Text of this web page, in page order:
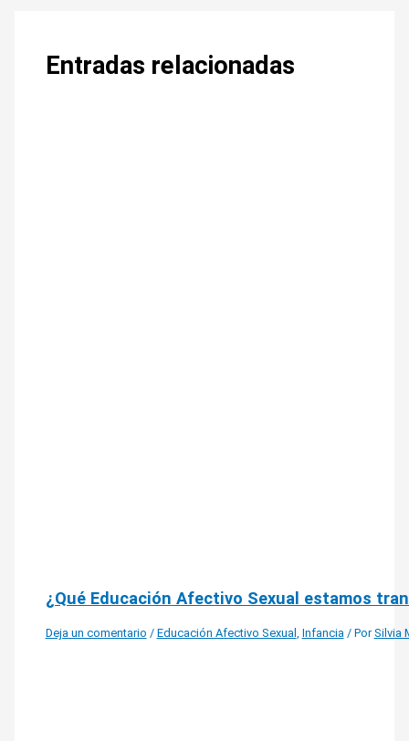
Entradas relacionadas
¿Qué Educación Afectivo Sexual estamos
Deja un comentario / Educación Afectivo Sexual Infancia / Por Silvia